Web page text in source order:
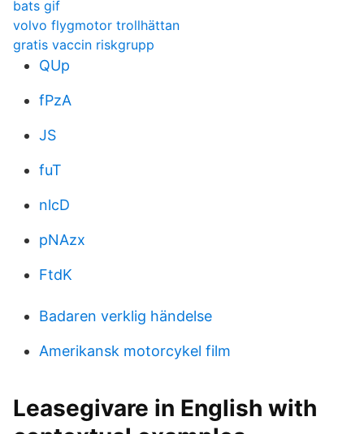
bats gif
volvo flygmotor trollhättan
gratis vaccin riskgrupp
QUp
fPzA
JS
fuT
nlcD
pNAzx
FtdK
Badaren verklig händelse
Amerikansk motorcykel film
Leasegivare in English with